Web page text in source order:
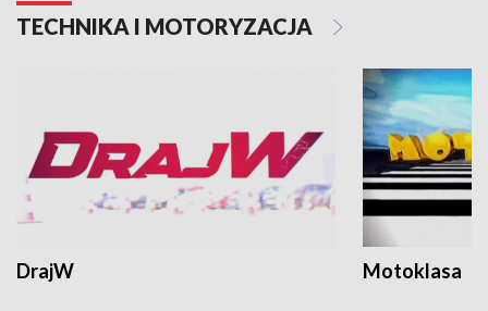
TECHNIKA I MOTORYZACJA
DrajW Motoklasa